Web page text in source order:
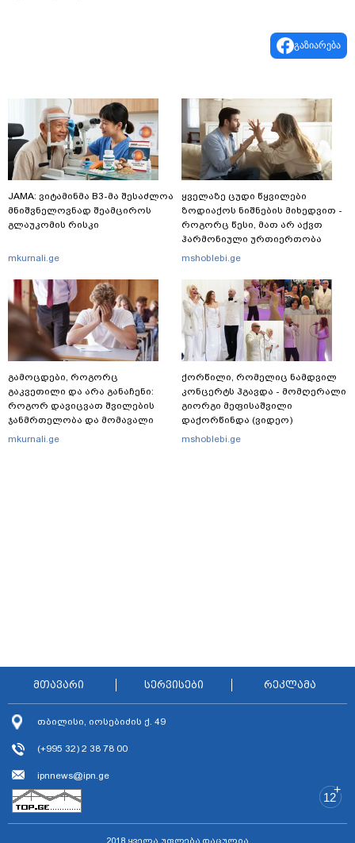
გაზიარება
JAMA: ვიტამინმა B3-მა შესაძლოა
მნიშვნელოვნად შეამციროს
გლაუკომის რისკი
mkurnali.ge
გამოცდები, როგორც
გაკვეთილი და არა განაჩენი:
როგორ დავიცვათ შვილების
ჯანმრთელობა და მომავალი
mkurnali.ge
ყველაზე ცუდი წყვილები
ზოდიაქოს ნიშნების მიხედვით -
როგორც წესი, მათ არ აქვთ
ჰარმონიული ურთიერთობა
mshoblebi.ge
ქორწილი, რომელიც ნამდვილ
კონცერტს ჰგავდა - მომღერალი
გიორგი მეფისაშვილი
დაქორწინდა (ვიდეო)
mshoblebi.ge
მთავარი სერვისები რეკლამა
თბილისი, იოსებიძის ქ. 49
(+995 32) 2 38 78 00
ipnnews@ipn.ge
+
12
2018 ყველა უფლება დაცულია